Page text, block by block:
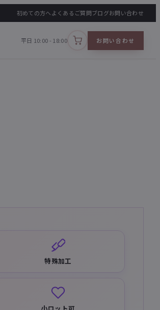
初めての方へよくあるご質問ブログお問い合わせ
平日 10:00 - 18:00
カートを見る
お問い合わせ
特殊加工